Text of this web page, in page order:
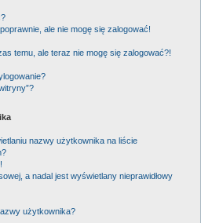
ale nie mogę się zalogować!
temu, ale teraz nie mogę się zalogować?!
nazwy użytkownika na liście
a nadal jest wyświetlany nieprawidłowy
użytkownika?